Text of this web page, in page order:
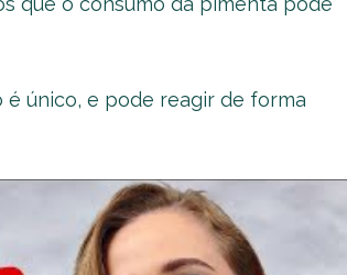
único, e pode reagir de forma